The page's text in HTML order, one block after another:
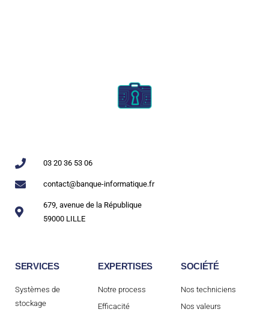
03 20 36 53 06
contact@banque-informatique.fr
679, avenue de la République
59000 LILLE
SERVICES
Systèmes de
stockage
EXPERTISES
Notre process
Efficacité
SOCIÉTÉ
Nos techniciens
Nos valeurs